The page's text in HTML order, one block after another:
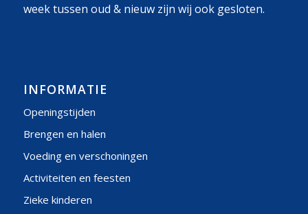
week tussen oud & nieuw zijn wij ook gesloten.
INFORMATIE
Openingstijden
Brengen en halen
Voeding en verschoningen
Activiteiten en feesten
Zieke kinderen